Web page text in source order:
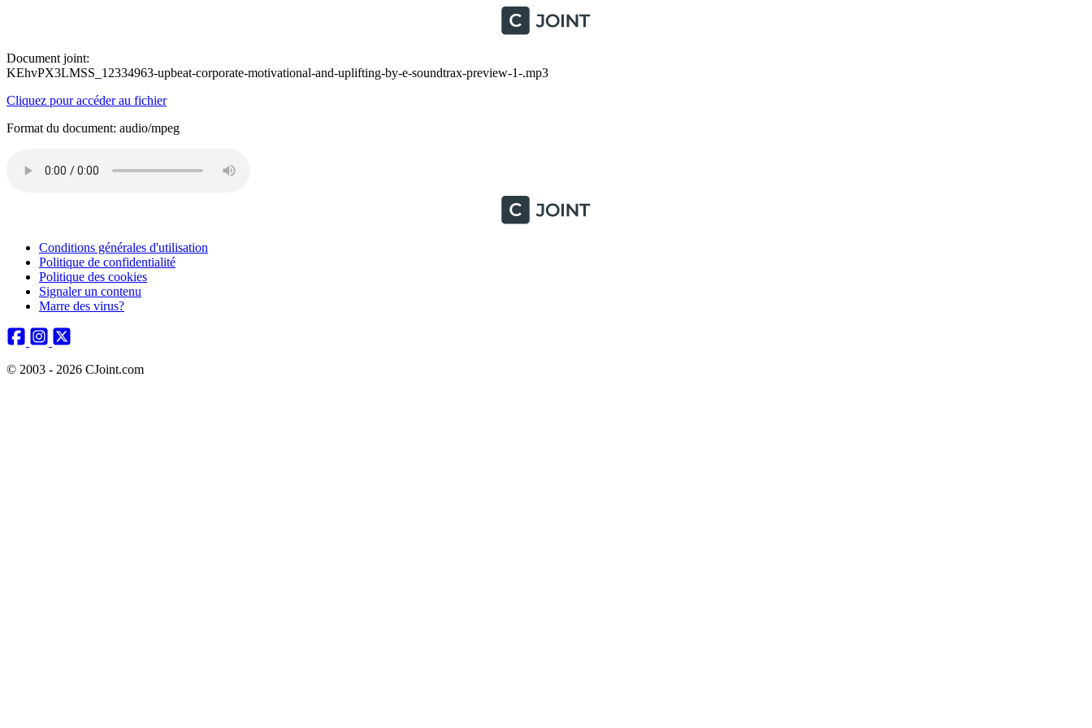
Document joint:
KEhvPX3LMSS_12334963-upbeat-corporate-motivational-and-uplifting-by-e-soundtrax-preview-1-.mp3
Cliquez pour accéder au fichier
Format du document: audio/mpeg
Conditions générales d'utilisation
Politique de confidentialité
Politique des cookies
Signaler un contenu
Marre des virus?
© 2003 - 2026 CJoint.com